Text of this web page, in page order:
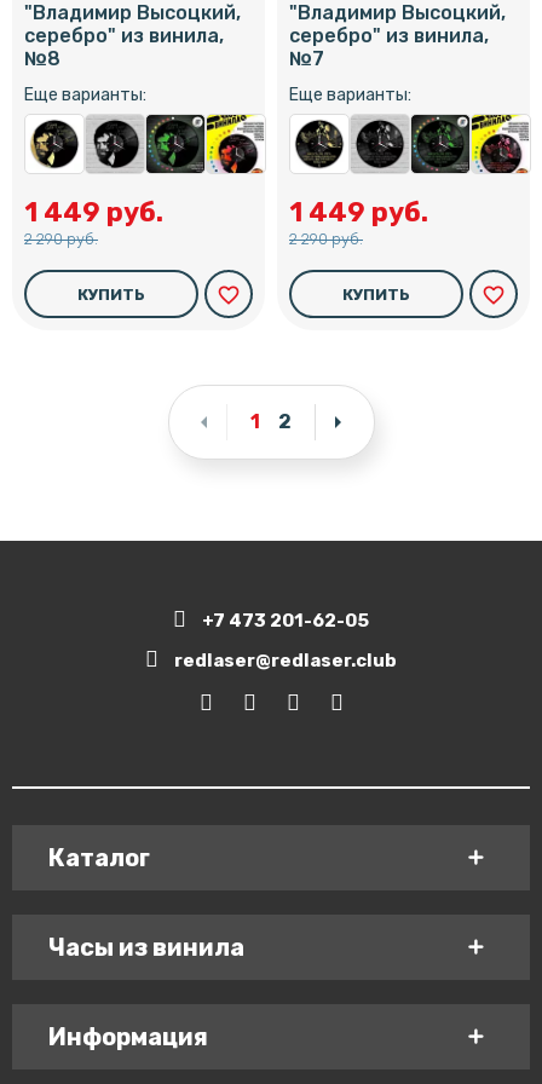
"Владимир Высоцкий,
серебро" из винила,
№8
Еще варианты:
1 449 руб.
2 290 руб.
КУПИТЬ favorite_border
"Владимир Высоцкий,
серебро" из винила,
№7
Еще варианты:
1 449 руб.
2 290 руб.
КУПИТЬ favorite_border
arrow_left 1 2 arrow_right
+7 473 201-62-05
redlaser@redlaser.club
Каталог
Часы из винила
Информация